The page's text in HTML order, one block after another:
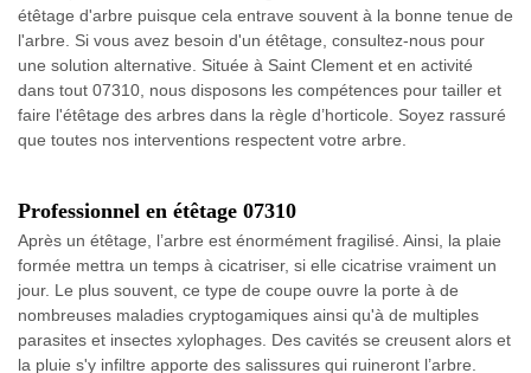
étêtage d'arbre puisque cela entrave souvent à la bonne tenue de
l'arbre. Si vous avez besoin d'un étêtage, consultez-nous pour
une solution alternative. Située à Saint Clement et en activité
dans tout 07310, nous disposons les compétences pour tailler et
faire l'étêtage des arbres dans la règle d’horticole. Soyez rassuré
que toutes nos interventions respectent votre arbre.
Professionnel en étêtage 07310
Après un étêtage, l’arbre est énormément fragilisé. Ainsi, la plaie
formée mettra un temps à cicatriser, si elle cicatrise vraiment un
jour. Le plus souvent, ce type de coupe ouvre la porte à de
nombreuses maladies cryptogamiques ainsi qu'à de multiples
parasites et insectes xylophages. Des cavités se creusent alors et
la pluie s'y infiltre apporte des salissures qui ruineront l’arbre.